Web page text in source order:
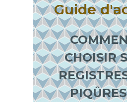
Guide
CHOISIR